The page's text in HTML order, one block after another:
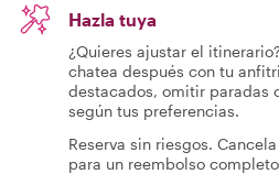
Hazla tuya
¿Quieres ajustar el
chatea después con tu
destacados, omitir paradas
según tus preferencias.
Reserva sin riesgos.
para un reembolso